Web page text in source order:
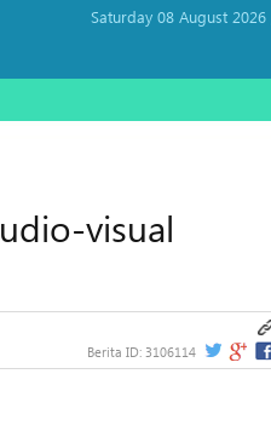
Saturday 08 August 2026 ,
visual
Berita ID: 3106114